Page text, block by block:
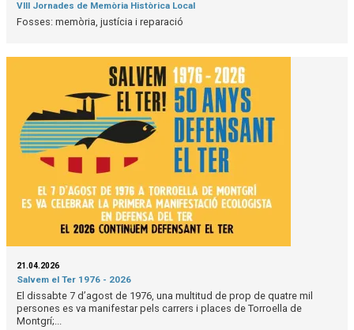
VIII Jornades de Memòria Històrica Local
Fosses: memòria, justícia i reparació
21.04.2026
Salvem el Ter 1976 - 2026
El dissabte 7 d’agost de 1976, una multitud de prop de quatre mil
persones es va manifestar pels carrers i places de Torroella de
Montgrí;...